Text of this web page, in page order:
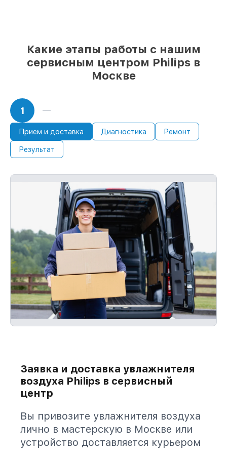
же день, при немедленном старте работ
Какие этапы работы с нашим
сервисным центром Philips в
Москве
1
Прием и доставка Диагностика Ремонт
Результат
Заявка и доставка увлажнителя
воздуха Philips в сервисный
центр
Вы привозите увлажнителя воздуха
лично в мастерскую в Москве или
устройство доставляется курьером